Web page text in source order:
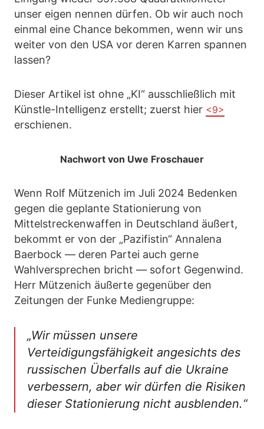
unser eigen nennen dürfen. Ob wir auch noch
einmal eine Chance bekommen, wenn wir uns
weiter von den USA vor deren Karren spannen
lassen?
Dieser Artikel ist ohne „KI“ ausschließlich mit
Künstle-Intelligenz erstellt; zuerst hier <9>
erschienen.
Nachwort von Uwe Froschauer
Wenn Rolf Mützenich im Juli 2024 Bedenken
gegen die geplante Stationierung von
Mittelstreckenwaffen in Deutschland äußert,
bekommt er von der „Pazifistin“ Annalena
Baerbock — deren Partei auch gerne
Wahlversprechen bricht — sofort Gegenwind.
Herr Mützenich äußerte gegenüber den
Zeitungen der Funke Mediengruppe:
„Wir müssen unsere
Verteidigungsfähigkeit angesichts des
russischen Überfalls auf die Ukraine
verbessern, aber wir dürfen die Risiken
dieser Stationierung nicht ausblenden.“